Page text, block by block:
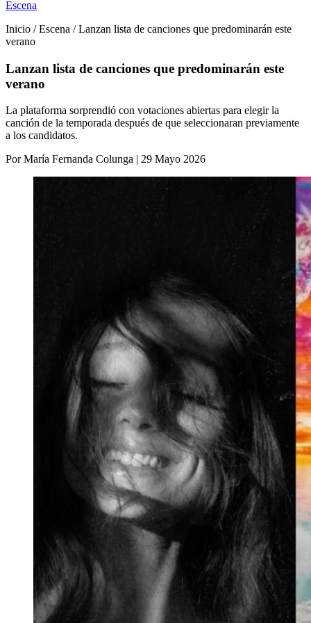
Escena
Inicio / Escena / Lanzan lista de canciones que predominarán este
verano
Lanzan lista de canciones que predominarán este
verano
La plataforma sorprendió con votaciones abiertas para elegir la
canción de la temporada después de que seleccionaran previamente
a los candidatos.
Por María Fernanda Colunga | 29 Mayo 2026